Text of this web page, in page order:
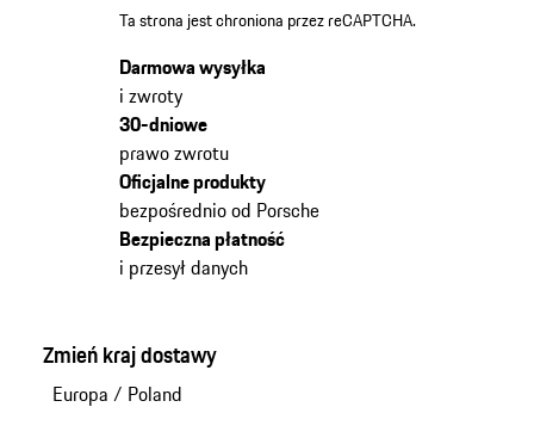
Ta strona jest chroniona przez reCAPTCHA.
Darmowa wysyłka
i zwroty
30-dniowe
prawo zwrotu
Oficjalne produkty
bezpośrednio od Porsche
Bezpieczna płatność
i przesył danych
Zmień kraj dostawy
Europa / Poland